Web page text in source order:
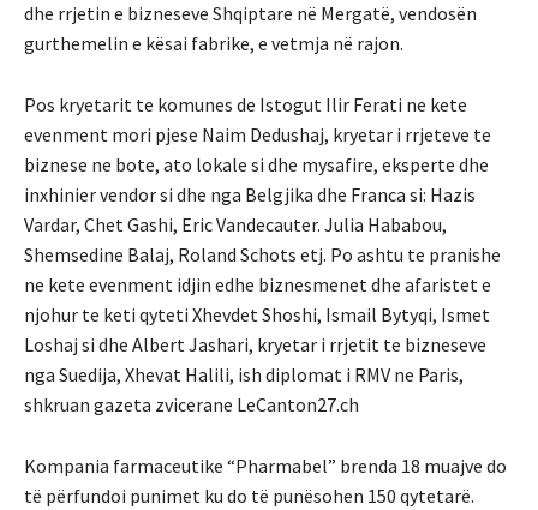
dhe rrjetin e bizneseve Shqiptare në Mergatë, vendosën
gurthemelin e kësai fabrike, e vetmja në rajon.
Pos kryetarit te komunes de Istogut Ilir Ferati ne kete
evenment mori pjese Naim Dedushaj, kryetar i rrjeteve te
biznese ne bote, ato lokale si dhe mysafire, eksperte dhe
inxhinier vendor si dhe nga Belgjika dhe Franca si: Hazis
Vardar, Chet Gashi, Eric Vandecauter. Julia Hababou,
Shemsedine Balaj, Roland Schots etj. Po ashtu te pranishe
ne kete evenment idjin edhe biznesmenet dhe afaristet e
njohur te keti qyteti Xhevdet Shoshi, Ismail Bytyqi, Ismet
Loshaj si dhe Albert Jashari, kryetar i rrjetit te bizneseve
nga Suedija, Xhevat Halili, ish diplomat i RMV ne Paris,
shkruan gazeta zvicerane LeCanton27.ch
Kompania farmaceutike “Pharmabel” brenda 18 muajve do
të përfundoi punimet ku do të punësohen 150 qytetarë.